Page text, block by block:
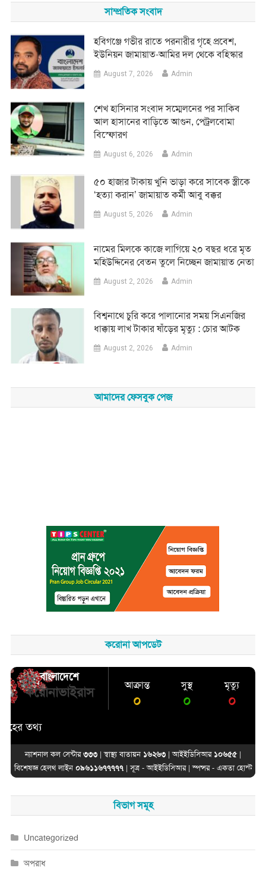
সাম্প্রতিক সংবাদ
হবিগঞ্জে গভীর রাতে পরনারীর গৃহে প্রবেশ,
ইউনিয়ন জামায়াত-আমির দল থেকে বহিস্কার
August 7, 2026 Admin
শেখ হাসিনার সংবাদ সম্মেলনের পর সাকিব
আল হাসানের বাড়িতে আগুন, পেট্রলবোমা
বিস্ফোরণ
August 6, 2026 Admin
৫০ হাজার টাকায় খুনি ভাড়া করে সাবেক স্ত্রীকে
‘হত্যা করান’ জামায়াত কর্মী আবু বক্কর
August 5, 2026 Admin
নামের মিলকে কাজে লাগিয়ে ২০ বছর ধরে মৃত
মহিউদ্দিনের বেতন তুলে নিচ্ছেন জামায়াত নেতা
August 2, 2026 Admin
‎বিশ্বনাথে চুরি করে পালানোর সময় সিএনজির
ধাক্কায় লাখ টাকার ষাঁড়ের মৃত্যু : চোর আটক
August 2, 2026 Admin
আমাদের ফেসবুক পেজ
করোনা আপডেট
বাংলাদেশে
করোনাভাইরাস আক্রান্ত
০
সুস্থ
০
মৃত্যু
০
তথ্য
ন্যাশনাল কল সেন্টার৩৩৩ | স্বাস্থ্য বাতায়ন ১৬২৬৩ | আইইডিসিআর ১০৬৫৫|
বিশেষজ্ঞ হেলথ লাইন ০৯৬১১৬৭৭৭৭৭| সূত্র -আইইডিসিআর| স্পন্সর - একতা হোস্ট
বিভাগ সমূহ
Uncategorized
অপরাধ